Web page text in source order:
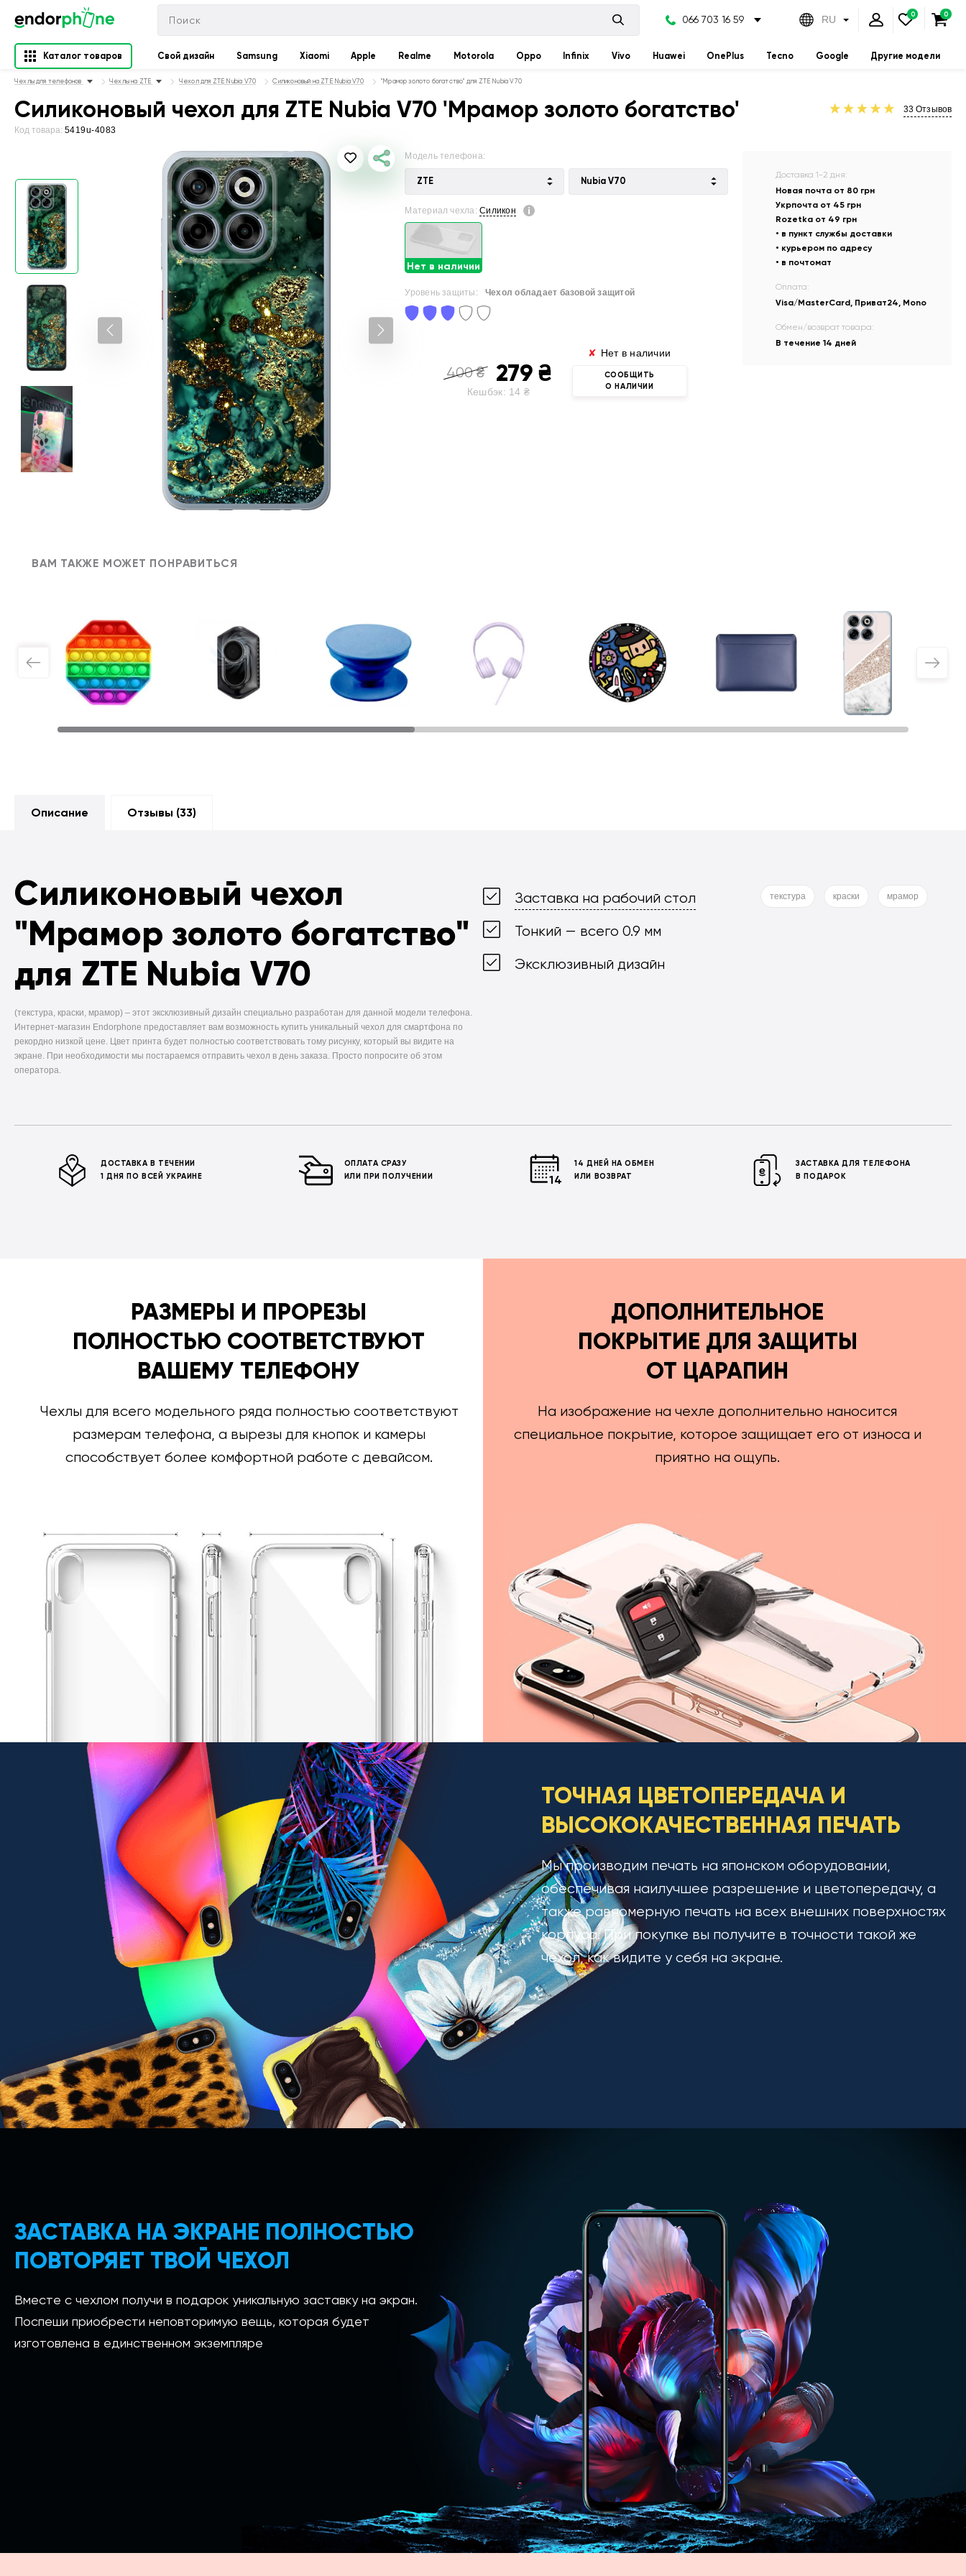
066 703 16 59 RU
Каталог товаров Свой дизайн Samsung Xiaomi Apple Realme Motorola Oppo Infinix Vivo Huawei OnePlus Tecno Google Другие модели
Чехлы для телефонов Чехлы на ZTE Чехол для ZTE Nubia V70 Силиконовый на ZTE Nubia V70 "Мрамор золото богатство" для ZTE Nubia V70
Силиконовый чехол для ZTE Nubia V70 'Мрамор золото богатство'
Код товара: 5419u-4083
33 Отзывов
Модель телефона:
ZTE Nubia V70
Материал чехла:Силикон
Нет в наличии
Уровень защиты: Чехол обладает базовой защитой
400₴ 279 ₴
Кешбэк: 14 ₴
✘ Нет в наличии
СООБЩИТЬ
О НАЛИЧИИ
Доставка 1-2 дня:
Новая почта от 80 грн
Укрпочта от 45 грн
Rozetka от 49 грн
• в пункт службы доставки
• курьером по адресу
• в почтомат
Оплата:
Visa/MasterCard, Приват24, Mono
Обмен/возврат товара:
В течение 14 дней
ВАМ ТАКЖЕ МОЖЕТ ПОНРАВИТЬСЯ
Описание Отзывы (33)
Силиконовый чехол
"Мрамор золото богатство"
для ZTE Nubia V70
(текстура, краски, мрамор) – этот эксклюзивный дизайн специально разработан для данной модели телефона.
Интернет-магазин Endorphone предоставляет вам возможность купить уникальный чехол для смартфона по
рекордно низкой цене. Цвет принта будет полностью соответствовать тому рисунку, который вы видите на
экране. При необходимости мы постараемся отправить чехол в день заказа. Просто попросите об этом
оператора.
Заставка на рабочий стол
Тонкий — всего 0.9 мм
Эксклюзивный дизайн
текстура краски мрамор
ДОСТАВКА В ТЕЧЕНИИ
1 ДНЯ ПО ВСЕЙ УКРАИНЕ
ОПЛАТА СРАЗУ
ИЛИ ПРИ ПОЛУЧЕНИИ
14 ДНЕЙ НА ОБМЕН
ИЛИ ВОЗВРАТ
ЗАСТАВКА ДЛЯ ТЕЛЕФОНА
В ПОДАРОК
РАЗМЕРЫ И ПРОРЕЗЫ
ПОЛНОСТЬЮ СООТВЕТСТВУЮТ
ВАШЕМУ ТЕЛЕФОНУ
Чехлы для всего модельного ряда полностью соответствуют
размерам телефона, а вырезы для кнопок и камеры
способствует более комфортной работе с девайсом.
ДОПОЛНИТЕЛЬНОЕ
ПОКРЫТИЕ ДЛЯ ЗАЩИТЫ
ОТ ЦАРАПИН
На изображение на чехле дополнительно наносится
специальное покрытие, которое защищает его от износа и
приятно на ощупь.
ТОЧНАЯ ЦВЕТОПЕРЕДАЧА И
ВЫСОКОКАЧЕСТВЕННАЯ ПЕЧАТЬ
Мы производим печать на японском оборудовании,
обеспечивая наилучшее разрешение и цветопередачу, а
также равномерную печать на всех внешних поверхностях
корпуса. При покупке вы получите в точности такой же
чехол, как видите у себя на экране.
ЗАСТАВКА НА ЭКРАНЕ ПОЛНОСТЬЮ
ПОВТОРЯЕТ ТВОЙ ЧЕХОЛ
Вместе с чехлом получи в подарок уникальную заставку на экран.
Поспеши приобрести неповторимую вещь, которая будет
изготовлена в единственном экземпляре